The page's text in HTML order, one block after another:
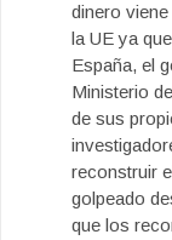
dinero
la UE ya
España, el
Ministerio
de sus
reconstruir
golpeado
que los